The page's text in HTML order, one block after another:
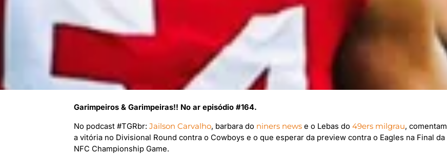
Garimpeiros & Garimpeiras!! No ar episódio #164.
No podcast #TGRbr:Jailson Carvalho, barbara do niners news e o Lebas do49ers milgrau, comentam
a vitória no Divisional Round contra o Cowboys e o que esperar da preview contra o Eagles na Final da
NFC Championship Game.